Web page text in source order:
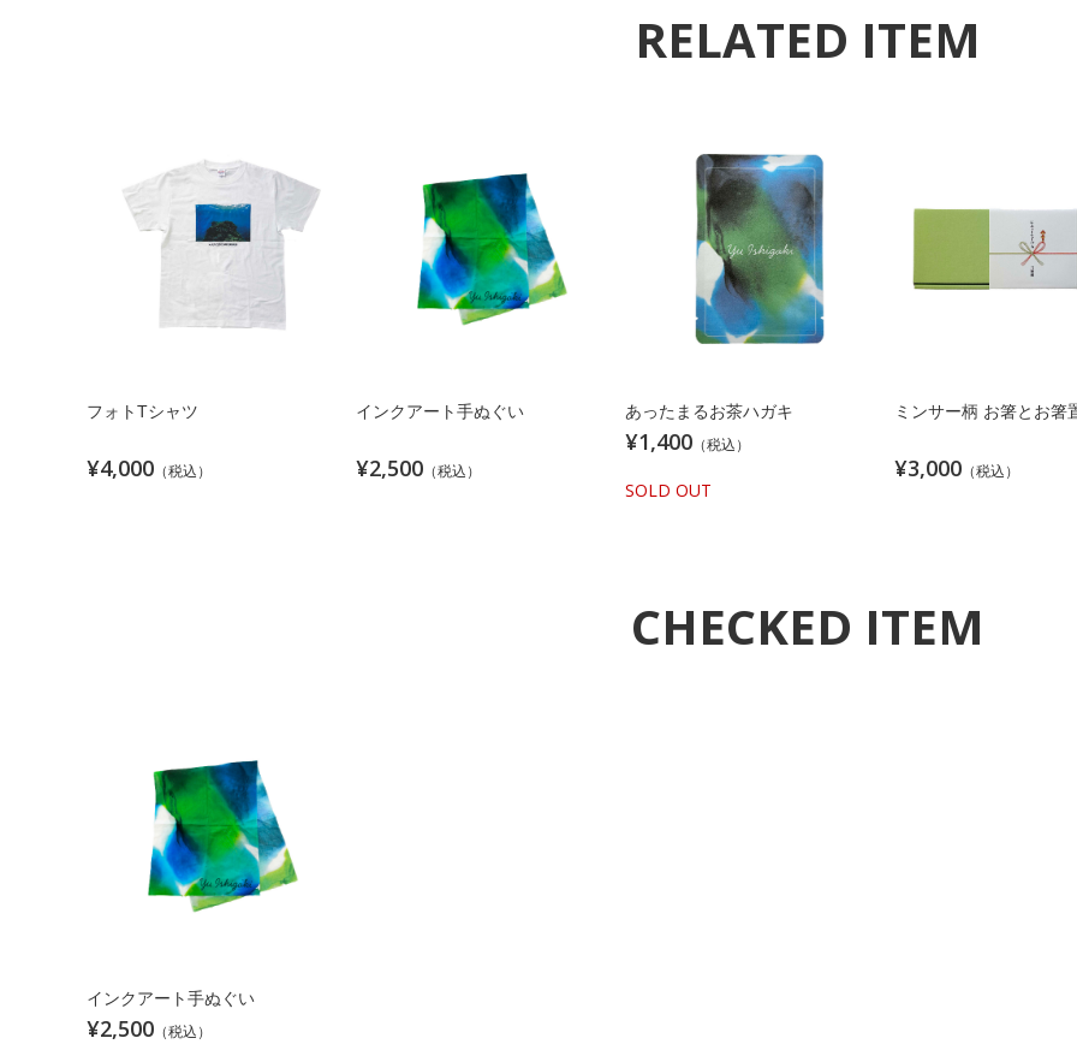
RELATED ITEM
フォトTシャツ
¥4,000 （税込）
インクアート手ぬぐい
¥2,500 （税込）
あったまるお茶ハガキ
¥1,400 （税込）
SOLD OUT
ミンサー柄 お箸とお箸
¥3,000 （税込）
CHECKED ITEM
インクアート手ぬぐい
¥2,500 （税込）